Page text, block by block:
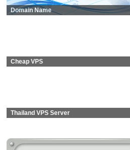
Domain Name
Cheap VPS
Thailand VPS Server